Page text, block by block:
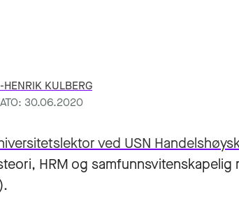
HENRIK KULBERG
30.06.2020
ved USN
HRM og samfunnsvitenskapelig